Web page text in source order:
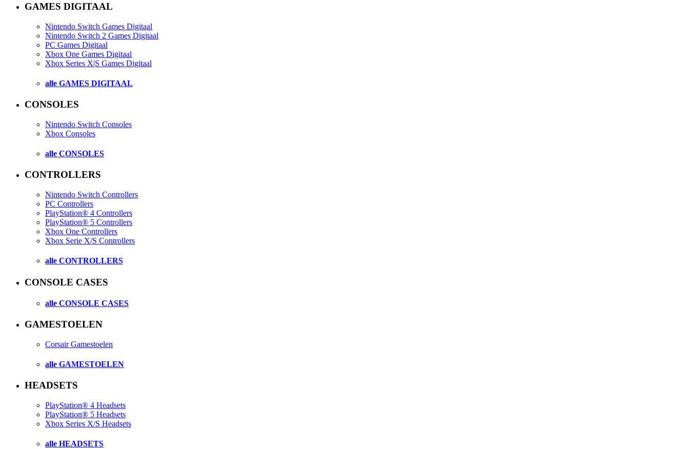
GAMES DIGITAAL
Nintendo Switch Games Digitaal
Nintendo Switch 2 Games Digitaal
PC Games Digitaal
Xbox One Games Digitaal
Xbox Series X|S Games Digitaal
alle GAMES DIGITAAL
CONSOLES
Nintendo Switch Consoles
Xbox Consoles
alle CONSOLES
CONTROLLERS
Nintendo Switch Controllers
PC Controllers
PlayStation® 4 Controllers
PlayStation® 5 Controllers
Xbox One Controllers
Xbox Serie X/S Controllers
alle CONTROLLERS
CONSOLE CASES
alle CONSOLE CASES
GAMESTOELEN
Corsair Gamestoelen
alle GAMESTOELEN
HEADSETS
PlayStation® 4 Headsets
PlayStation® 5 Headsets
Xbox Series X/S Headsets
alle HEADSETS